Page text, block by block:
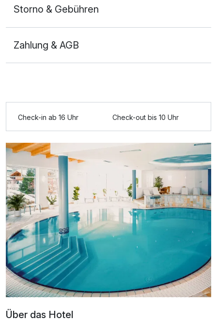
Für 4 Tage 406,50 €
Doppelzimmer B
2 Erwachsene und 2 Kinder
Storno & Gebühren
Zahlung & AGB
Check-in ab 16 Uhr Check-out bis 10 Uhr
Über das Hotel